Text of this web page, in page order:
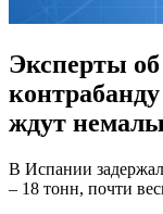
Эксперты
ждут
В Испaнии
– 18 тонн, почти